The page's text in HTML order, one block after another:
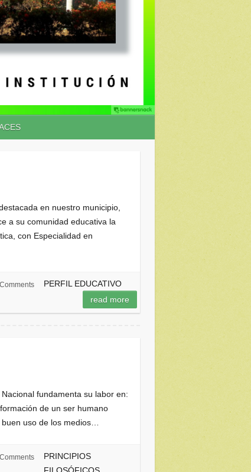
en nuestro municipio,
a su comunidad educativa la
con Especialidad en
PERFIL EDUCATIVO
read more
fundamenta su labor en:
de un ser humano
uso de los medios…
PRINCIPIOS